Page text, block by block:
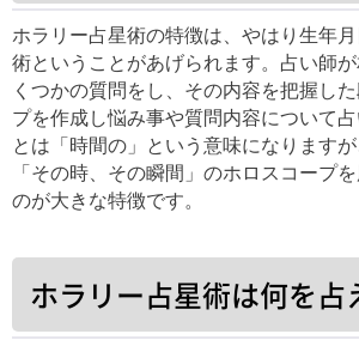
ホラリー占星術の特徴は、やはり生年
術ということがあげられます。占い師
くつかの質問をし、その内容を把握し
プを作成し悩み事や質問内容について
とは「時間の」という意味になります
「その時、その瞬間」のホロスコープ
のが大きな特徴です。
ホラリー占星術は何を占